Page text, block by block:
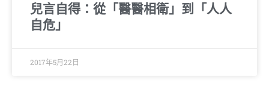
兒言自得：從「醫醫相衛」到「人人
自危」
2017年5月22日